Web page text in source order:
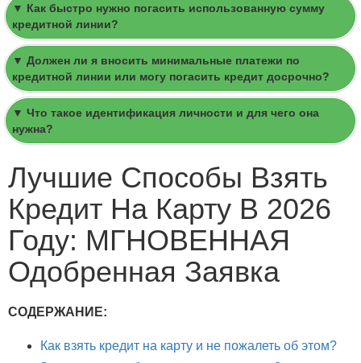
▼ Как быстро нужно погасить использованную сумму
кредитной линии?
▼ Должен ли я вносить минимальные платежи по
кредитной линии или могу погасить кредит досрочно?
▼ Что такое идентификация личности и для чего она
нужна?
Лучшие Способы Взять
Кредит На Карту В 2026
Году: МГНОВЕННАЯ
Одобренная Заявка
СОДЕРЖАНИЕ:
Как взять кредит на карту и не пожалеть об этом?